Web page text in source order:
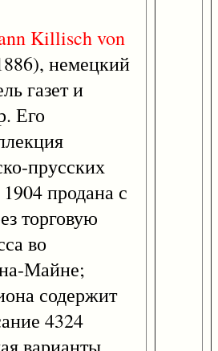
Killischvon
немецкий
газет и
Его
прусских
продана с
торговую
во
Майне;
содержит
4324